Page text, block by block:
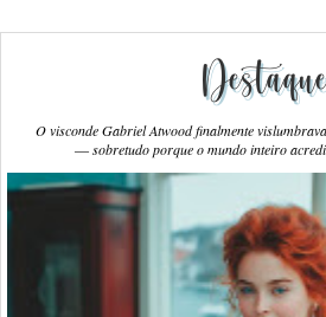
O visconde Gabriel Atwood finalmente
― sobretudo porque o mundo inteiro